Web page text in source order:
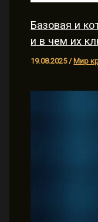
Базовая и
и в чем их
19.08.2025 / Мир